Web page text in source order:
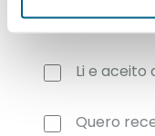
Li e aceito
Quero